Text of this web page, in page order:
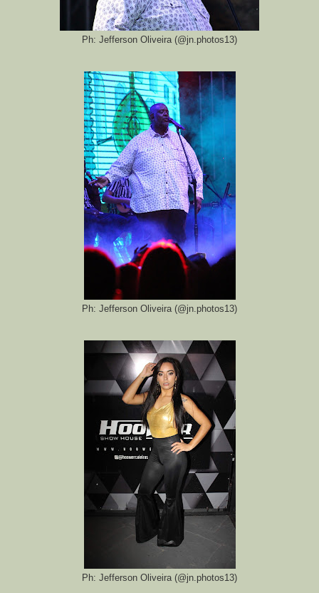
Ph: Jefferson Oliveira (@jn.photos13)
Ph: Jefferson Oliveira (@jn.photos13)
Ph: Jefferson Oliveira (@jn.photos13)